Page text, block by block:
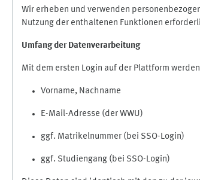
Wir erheben und verwenden
Nutzung der enthaltenen Funktionen
Umfang der Datenverarbeitung
Mit dem ersten Login auf der Plattform
Vorname, Nachname
E-Mail-Adresse (der WWU)
ggf. Matrikelnummer (bei SSO-Login)
ggf. Studiengang (bei SSO-Login)